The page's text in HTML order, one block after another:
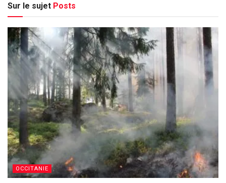
Sur le sujet Posts
OCCITANIE